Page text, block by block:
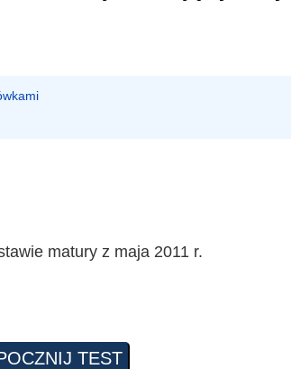
matury z maja 2011 r.